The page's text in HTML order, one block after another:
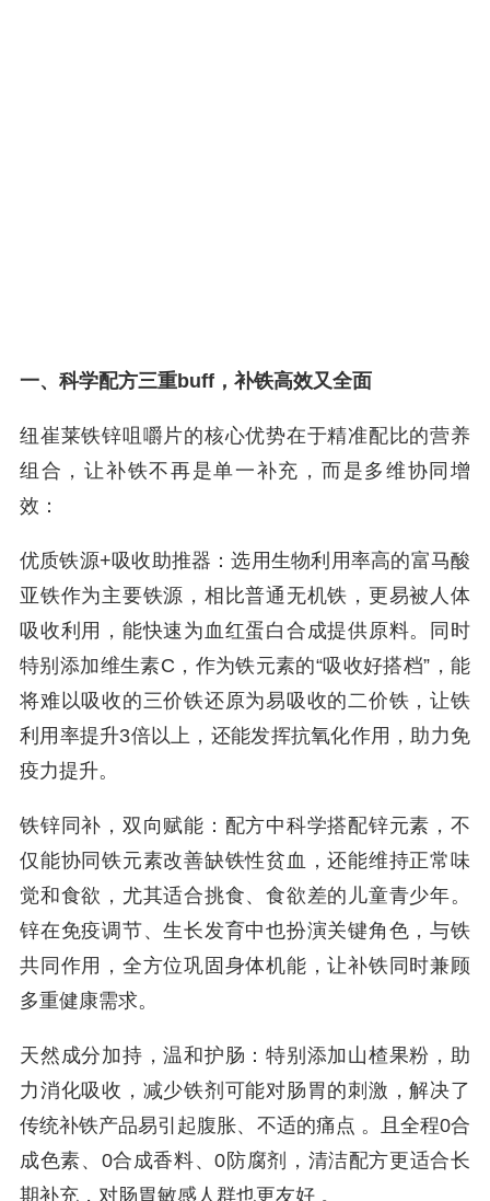
一、科学配方三重buff，补铁高效又全面
纽崔莱铁锌咀嚼片的核心优势在于精准配比的营养
组合，让补铁不再是单一补充，而是多维协同增
效：
优质铁源+吸收助推器：选用生物利用率高的富马酸
亚铁作为主要铁源，相比普通无机铁，更易被人体
吸收利用，能快速为血红蛋白合成提供原料。同时
特别添加维生素C，作为铁元素的“吸收好搭档”，能
将难以吸收的三价铁还原为易吸收的二价铁，让铁
利用率提升3倍以上，还能发挥抗氧化作用，助力免
疫力提升。
铁锌同补，双向赋能：配方中科学搭配锌元素，不
仅能协同铁元素改善缺铁性贫血，还能维持正常味
觉和食欲，尤其适合挑食、食欲差的儿童青少年。
锌在免疫调节、生长发育中也扮演关键角色，与铁
共同作用，全方位巩固身体机能，让补铁同时兼顾
多重健康需求。
天然成分加持，温和护肠：特别添加山楂果粉，助
力消化吸收，减少铁剂可能对肠胃的刺激，解决了
传统补铁产品易引起腹胀、不适的痛点 。且全程0合
成色素、0合成香料、0防腐剂，清洁配方更适合长
期补充，对肠胃敏感人群也更友好 。